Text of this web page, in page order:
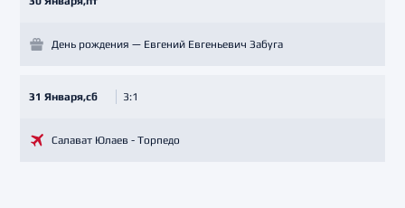
День рождения — Евгений Евгеньевич Забуга
31 Января,сб 3:1
Салават Юлаев - Торпедо